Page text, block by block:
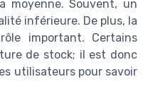
moyenne. Souvent, un
inférieure. De plus, la
important. Certains
de stock; il est donc
utilisateurs pour savoir